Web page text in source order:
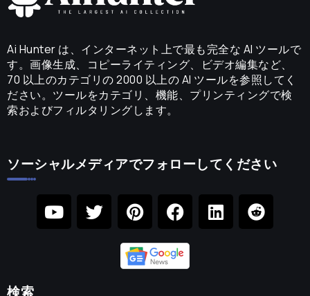
Ai Hunter は、インターネット上で最も完全な AI ツールで
す。画像生成、コピーライティング、ビデオ編集など、
70 以上のカテゴリの 2000 以上の AI ツールを参照してく
ださい。ツールをカテゴリ、機能、プリンティングで検
索およびフィルタリングします。
ソーシャルメディアでフォローしてください
検索